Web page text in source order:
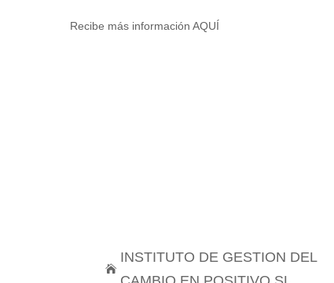
Recibe más información AQUÍ

INSTITUTO DE GESTION DEL